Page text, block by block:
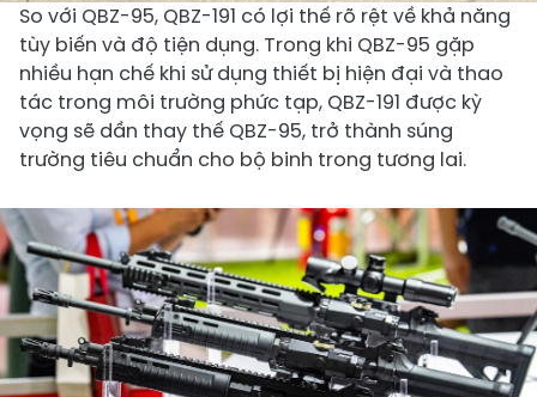
So với QBZ-95, QBZ-191 có lợi thế rõ rệt về khả năng
tùy biến và độ tiện dụng. Trong khi QBZ-95 gặp
nhiều hạn chế khi sử dụng thiết bị hiện đại và thao
tác trong môi trường phức tạp, QBZ-191 được kỳ
vọng sẽ dần thay thế QBZ-95, trở thành súng
trường tiêu chuẩn cho bộ binh trong tương lai.